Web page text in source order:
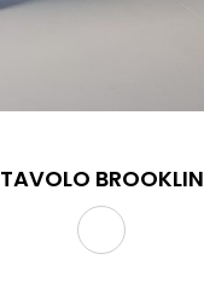
TAVOLO BROOKLIN